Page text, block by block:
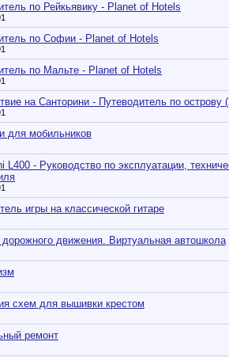
по Рейкьявику - Planet of Hotels
по Софии - Planet of Hotels
по Мальте - Planet of Hotels
на Санторини - Путеводитель по острову
для мобильников
L400 - Руководство по эксплуатации,
игры на классической гитаре
движения. Виртуальная автошкола
схем для вышивки крестом
ремонт